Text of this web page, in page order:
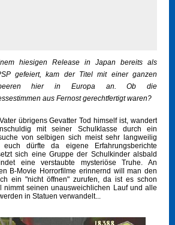
hiesigen Release in Japan bereits als
gefeiert, kam der Titel mit einer ganzen
hier in Europa an. Ob die
aus Fernost gerechtfertigt waren?
übrigens Gevatter Tod himself ist, wandert
mit seiner Schulklasse durch ein
von selbigen sich meist sehr langweilig
dürfte da eigene Erfahrungsberichte
sich eine Gruppe der Schulkinder alsbald
eine verstaubte mysteriöse Truhe. An
B-Movie Horrorfilme erinnernd will man den
ein "nicht öffnen" zurufen, da ist es schon
nimmt seinen unausweichlichen Lauf und alle
in Statuen verwandelt...